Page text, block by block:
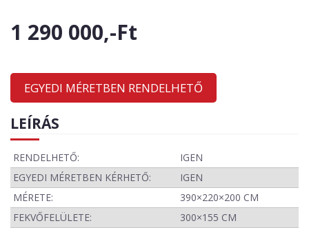
1 290 000,-Ft
EGYEDI MÉRETBEN RENDELHETŐ
LEÍRÁS
RENDELHETŐ:
IGEN
EGYEDI MÉRETBEN KÉRHETŐ:
IGEN
MÉRETE:
390×220×200 CM
FEKVŐFELÜLETE:
300×155 CM